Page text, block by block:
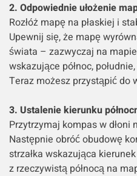
2. Odpowiednie ułożenie
Rozłóż mapę na płaskiej i
Upewnij się, że mapę
świata – zazwyczaj na
wskazujące północ,
Teraz możesz przystąpić do
3. Ustalenie kierunku
Przytrzymaj kompas w dłoni
Następnie obróć obudowę
strzałka wskazująca
z rzeczywistą północą na